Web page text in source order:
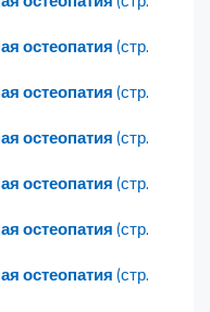
остеопатия(стр.
остеопатия(стр.
остеопатия(стр.
остеопатия(стр.
остеопатия(стр.
остеопатия(стр.